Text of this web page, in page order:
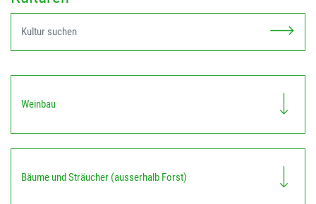
Weinbau
Bäume und Sträucher (ausserhalb Forst)